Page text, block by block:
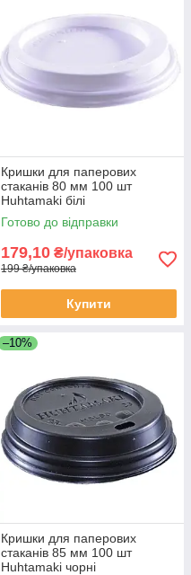
Кришки для паперових
стаканів 80 мм 100 шт
Huhtamaki білі
Готово до відправки
179,10 ₴/упаковка
199 ₴/упаковка
Купити
–10%
Кришки для паперових
стаканів 85 мм 100 шт
Huhtamaki чорні